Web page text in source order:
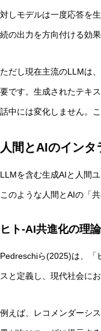
対しモデルは一度応答を
続の出力を方向付ける効果
ただし現在主流のLLMは
要です。生成されたテキ
話中には変化しません。
人間とAIのイン
LLMを含む生成AIと人間
このような人間とAIの「
ヒト-AI共進化の理
Pedreschiら(2025)は、「
スと定義し、現代社会に
例えば、レコメンダーシ